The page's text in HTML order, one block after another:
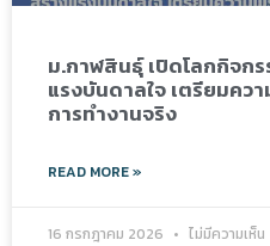
ม.กาฬสินธุ์ เปิดโลกกิจก
แรงบันดาลใจ เตรียมคว
การทำงานจริง
READ MORE »
16 กรกฎาคม 2026 ไม่มีความเห็น